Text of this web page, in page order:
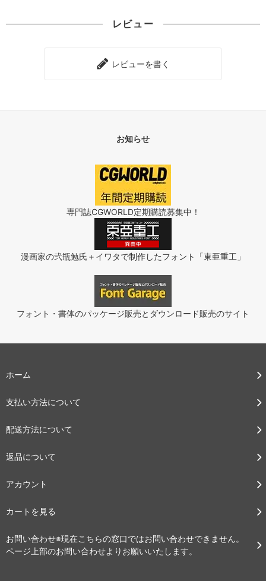
レビュー
レビューを書く
お知らせ
専門誌CGWORLD定期購読募集中！
漫画家の弐瓶勉氏＋イワタで制作したフォント「東亜重工」
フォント・書体のパッケージ販売とダウンロード販売のサイト
ホーム
支払い方法について
配送方法について
返品について
アカウント
カートを見る
お問い合わせ※現在こちらの窓口ではお問い合わせできません。
ページ上部のお問い合わせよりお願いいたします。